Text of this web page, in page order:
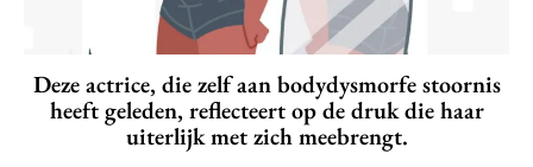
Deze actrice, die zelf aan bodydysmorfe stoornis
heeft geleden, reflecteert op de druk die haar
uiterlijk met zich meebrengt.